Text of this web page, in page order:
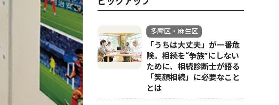
左から中西さ
多摩区・麻生区
「うちは大丈夫」が一番危
険。相続を“争族”にしない
ために、相続診断士が語る
「笑顔相続」に必要なこと
とは